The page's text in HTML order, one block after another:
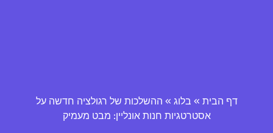
דף הבית » בלוג » ההשלכות של רגולציה חדשה על
אסטרטגיות חנות אונליין: מבט מעמיק